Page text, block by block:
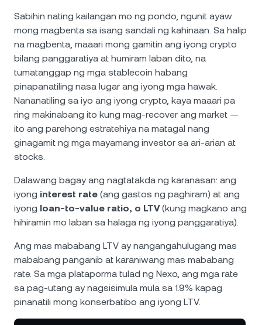
Sabihin nating kailangan mo ng pondo, ngunit ayaw
mong magbenta sa isang sandali ng kahinaan. Sa halip
na magbenta, maaari mong gamitin ang iyong crypto
bilang panggaratiya at humiram laban dito, na
tumatanggap ng mga stablecoin habang
pinapanatiling nasa lugar ang iyong mga hawak.
Nananatiling sa iyo ang iyong crypto, kaya maaari pa
ring makinabang ito kung mag-recover ang market —
ito ang parehong estratehiya na matagal nang
ginagamit ng mga mayamang investor sa ari-arian at
stocks.
Dalawang bagay ang nagtatakda ng karanasan: ang
iyong interest rate (ang gastos ng paghiram) at ang
iyong loan-to-value ratio, o LTV(kung magkano ang
hihiramin mo laban sa halaga ng iyong panggaratiya).
Ang mas mababang LTV ay nangangahulugang mas
mababang panganib at karaniwang mas mababang
rate. Sa mga plataporma tulad ng Nexo, ang mga rate
sa pag-utang ay nagsisimula mula sa 1.9% kapag
pinanatili mong konserbatibo ang iyong LTV.